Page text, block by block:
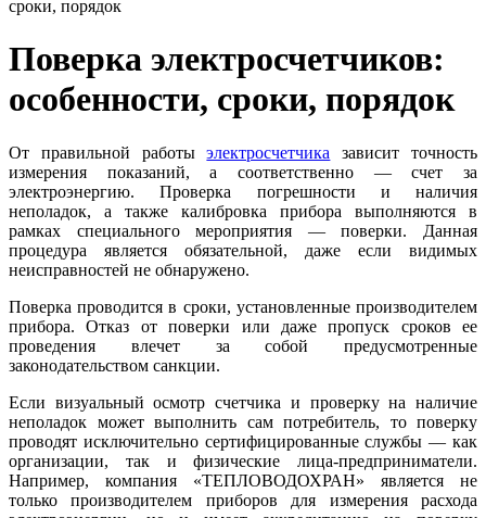
сроки, порядок
Поверка электросчетчиков:
особенности, сроки, порядок
От правильной работыэлектросчетчика зависит точность
измерения показаний, а соответственно — счет за
электроэнергию. Проверка погрешности и наличия
неполадок, а также калибровка прибора выполняются в
рамках специального мероприятия — поверки. Данная
процедура является обязательной, даже если видимых
неисправностей не обнаружено.
Поверка проводится в сроки, установленные производителем
прибора. Отказ от поверки или даже пропуск сроков ее
проведения влечет за собой предусмотренные
законодательством санкции.
Если визуальный осмотр счетчика и проверку на наличие
неполадок может выполнить сам потребитель, то поверку
проводят исключительно сертифицированные службы — как
организации, так и физические лица-предприниматели.
Например, компания «ТЕПЛОВОДОХРАН» является не
только производителем приборов для измерения расхода